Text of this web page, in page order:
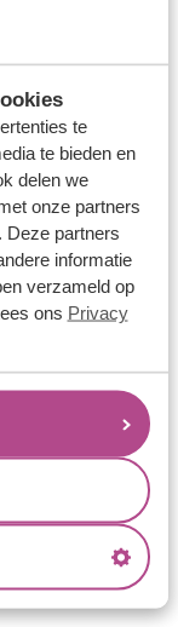
te
te bieden en
delen we
onze partners
Deze partners
informatie
verzameld op
ons Privacy